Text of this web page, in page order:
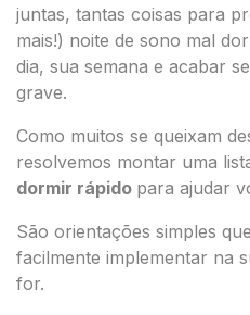
juntas, tantas coisas para
mais!) noite de sono mal
dia, sua semana e acabar
grave.
Como muitos se queixam
resolvemos montar uma
dormir rápido para ajudar
São orientações simples
facilmente implementar na
for.